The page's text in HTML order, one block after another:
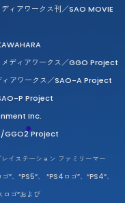
ィアワークス刊／SAO MOVIE
ディアワークス／GGO Project
ィアワークス／SAO-A Project
P Project
Inc.
GGO2 Project
ステーション ファミリーマー
、“PS5”、 “PS4ロゴ”、“PS4”、
ロゴ”および